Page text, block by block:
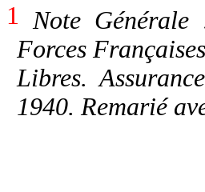
1 Note Générale
Forces Françaises
Libres.
1940. Remarié